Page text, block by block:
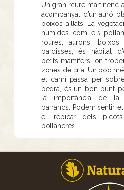
Un gran roure martinenc
acompanyat d’un auró
boixos aïllats. La
humides com els
roures, aurons,
bardisses, és hàbitat
petits mamífers, on
zones de cria. Un poc
el camí passa per
pedra, és un bon punt
la importància de la
barrancs. Podem sentir
el repicar dels
pollancres.